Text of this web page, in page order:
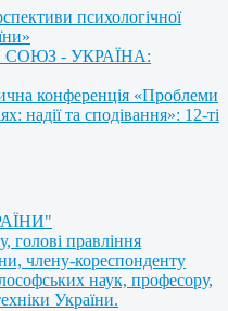
психологічної
- УКРАЇНА:
конференція «Проблеми
надії та сподівання»: 12-ті
правління
члену-кореспонденту
наук, професору,
України.